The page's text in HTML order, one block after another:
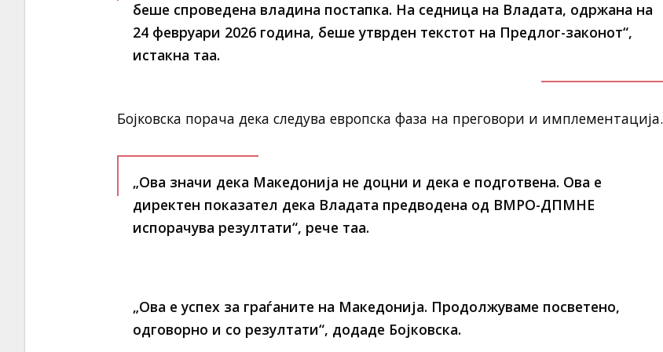
беше спроведена владина постапка. На седница на Владата, одржана на
24 февруари 2026 година, беше утврден текстот на Предлог-законот“,
истакна таа.
Бојковска порача дека следува европска фаза на преговори и имплементација.
„Ова значи дека Македонија не доцни и дека е подготвена. Ова е
директен показател дека Владата предводена од ВМРО-ДПМНЕ
испорачува резултати“, рече таа.
„Ова е успех за граѓаните на Македонија. Продолжуваме посветено,
одговорно и со резултати“, додаде Бојковска.